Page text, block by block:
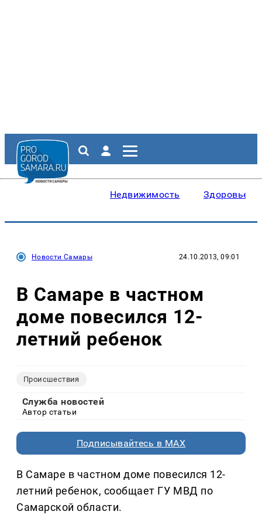
Недвижимость Здоровье
Новости Самары 24.10.2013, 09:01
В Самаре в частном
доме повесился 12-
летний ребенок
Происшествия
Служба новостей
Автор статьи
Подписывайтесь в MAX
В Самаре в частном доме повесился 12-
летний ребенок, сообщает ГУ МВД по
Самарской области.